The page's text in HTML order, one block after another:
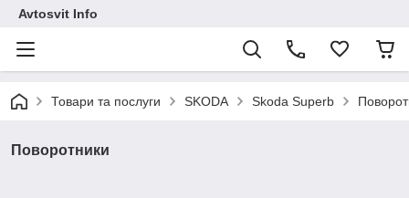
Avtosvit Info
Товари та послуги SKODA Skoda Superb
Поворотники